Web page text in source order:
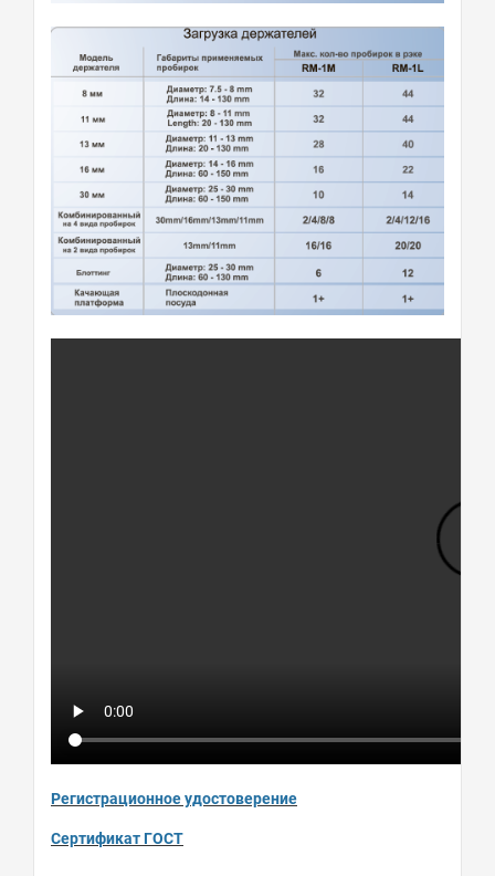
Регистрационное удостоверение
Сертификат ГОСТ